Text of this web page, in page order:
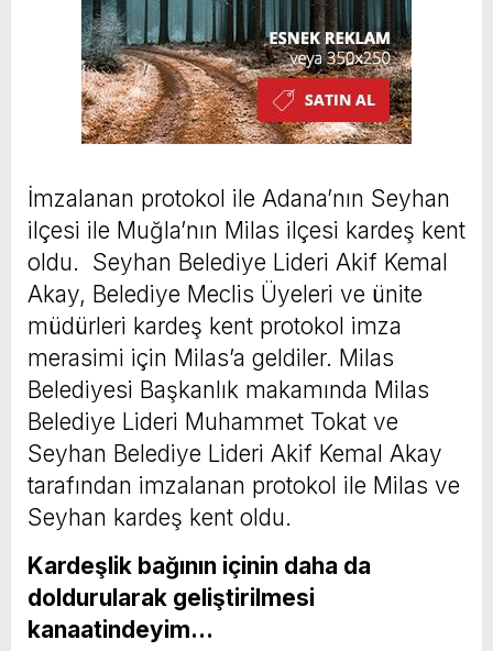
İmzalanan protokol ile Adana’nın Seyhan
ilçesi ile Muğla’nın Milas ilçesi kardeş kent
oldu. Seyhan Belediye Lideri Akif Kemal
Akay, Belediye Meclis Üyeleri ve ünite
müdürleri kardeş kent protokol imza
merasimi için Milas’a geldiler. Milas
Belediyesi Başkanlık makamında Milas
Belediye Lideri Muhammet Tokat ve
Seyhan Belediye Lideri Akif Kemal Akay
tarafından imzalanan protokol ile Milas ve
Seyhan kardeş kent oldu.
Kardeşlik bağının içinin daha da
doldurularak geliştirilmesi
kanaatindeyim…